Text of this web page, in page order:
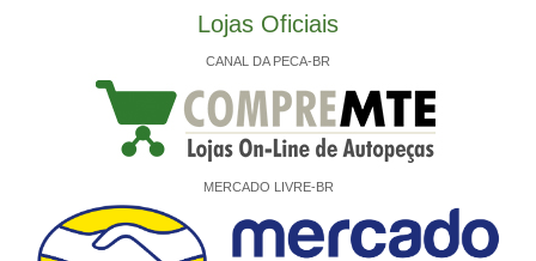
Lojas Oficiais
CANAL DA PECA-BR
MERCADO LIVRE-BR